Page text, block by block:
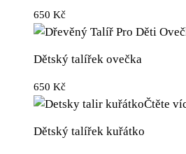
650 Kč
Dětský talířek ovečka
650 Kč
Čtěte
Dětský talířek kuřátko